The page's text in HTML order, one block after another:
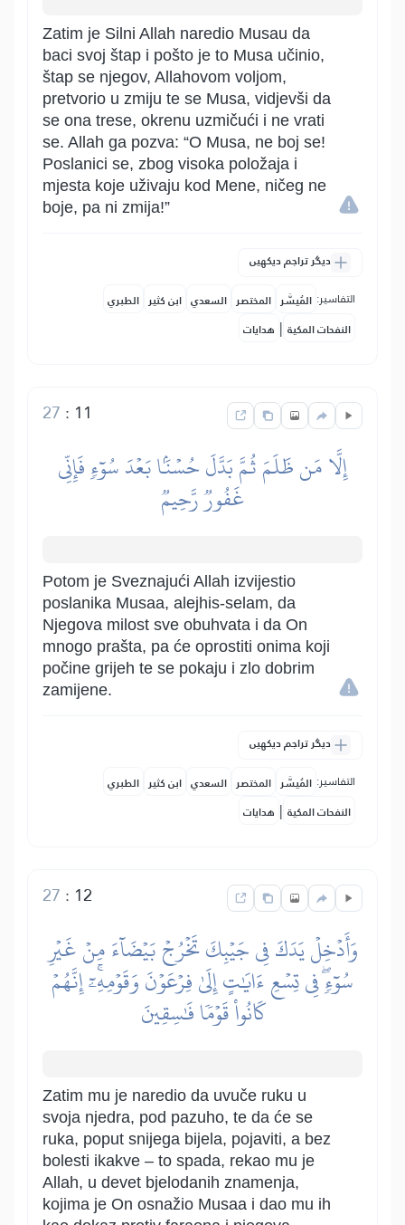
Zatim je Silni Allah naredio Musau da
baci svoj štap i pošto je to Musa učinio,
štap se njegov, Allahovom voljom,
pretvorio u zmiju te se Musa, vidjevši da
se ona trese, okrenu uzmičući i ne vrati
se. Allah ga pozva: “O Musa, ne boj se!
Poslanici se, zbog visoka položaja i
mjesta koje uživaju kod Mene, ničeg ne
boje, pa ni zmija!”
دیگر تراجم دیکھیں
التفاسير: المُيسَّر المختصر السعدي ابن كثير الطبري
النفحات المكية | هدايات
11
:
27
إِلَّا مَن ظَلَمَ ثُمَّ بَدَّلَ حُسۡنَۢا بَعۡدَ سُوٓءٖ فَإِنِّي
غَفُورٞ رَّحِيمٞ
Potom je Sveznajući Allah izvijestio
poslanika Musaa, alejhis-selam, da
Njegova milost sve obuhvata i da On
mnogo prašta, pa će oprostiti onima koji
počine grijeh te se pokaju i zlo dobrim
zamijene.
دیگر تراجم دیکھیں
التفاسير: المُيسَّر المختصر السعدي ابن كثير الطبري
النفحات المكية | هدايات
12
:
27
وَأَدۡخِلۡ يَدَكَ فِي جَيۡبِكَ تَخۡرُجۡ بَيۡضَآءَ مِنۡ غَيۡرِ
سُوٓءٖۖ فِي تِسۡعِ ءَايَٰتٍ إِلَىٰ فِرۡعَوۡنَ وَقَوۡمِهِۦٓۚ إِنَّهُمۡ
كَانُواْ قَوۡمٗا فَٰسِقِينَ
Zatim mu je naredio da uvuče ruku u
svoja njedra, pod pazuho, te da će se
ruka, poput snijega bijela, pojaviti, a bez
bolesti ikakve – to spada, rekao mu je
Allah, u devet bjelodanih znamenja,
kojima je On osnažio Musaa i dao mu ih